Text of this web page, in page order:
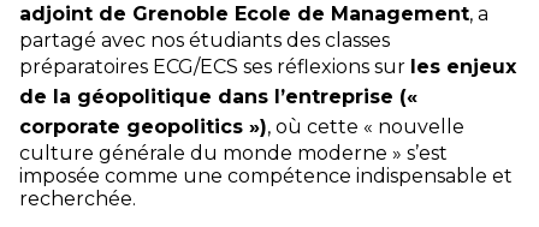
adjoint de Grenoble Ecole de Management, a
partagé avec nos étudiants des classes
préparatoires ECG/ECS ses réflexions sur les enjeux
de la géopolitique dans l’entreprise («
corporate geopolitics »), où cette « nouvelle
culture générale du monde moderne » s’est
imposée comme une compétence indispensable et
recherchée.